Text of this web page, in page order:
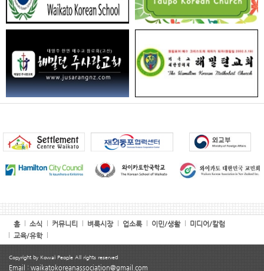
홈 소식 커뮤니티 벼룩시장 업소록 이민/생활
미디어/칼럼
교육/유학
Copyright by Kowai People All rights reserved
Email : waikatokoreanassociation@gmail.com